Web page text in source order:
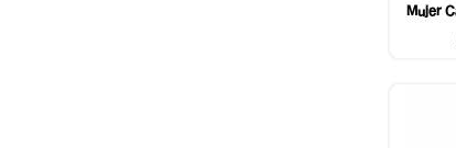
Mujer